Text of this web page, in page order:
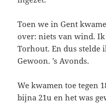
Toen we in Gent
over: niets van wind.
Torhout. En dus stelde
Gewoon. ’s Avonds.
We kwamen toe tegen
bijna 21u en het was